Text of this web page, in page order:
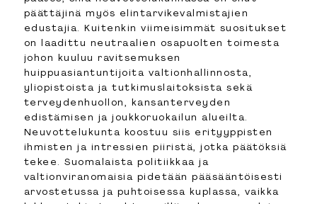
päättäjinä myös elintarvikevalmistajien
edustajia. Kuitenkin viimeisimmät suositukset
on laadittu neutraalien osapuolten toimesta
johon kuuluu ravitsemuksen
huippuasiantuntijoita valtionhallinnosta,
yliopistoista ja tutkimuslaitoksista sekä
terveydenhuollon, kansanterveyden
edistämisen ja joukkoruokailun alueilta.
Neuvottelukunta koostuu siis erityyppisten
ihmisten ja intressien piiristä, jotka päätöksiä
tekee. Suomalaista politiikkaa ja
valtionviranomaisia pidetään pääsääntöisesti
arvostetussa ja puhtoisessa kuplassa, vaikka